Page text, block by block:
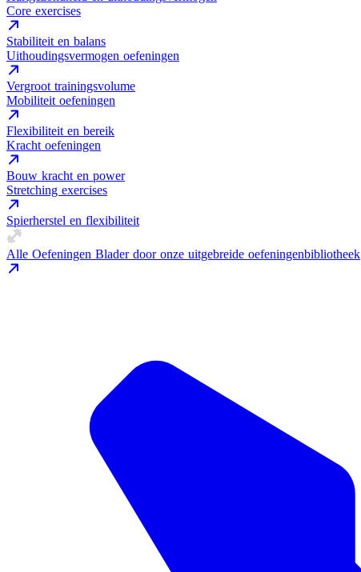
Core exercises
Stabiliteit en balans
Uithoudingsvermogen oefeningen
Vergroot trainingsvolume
Mobiliteit oefeningen
Flexibiliteit en bereik
Kracht oefeningen
Bouw kracht en power
Stretching exercises
Spierherstel en flexibiliteit
Alle Oefeningen Blader door onze uitgebreide oefeningenbibliotheek